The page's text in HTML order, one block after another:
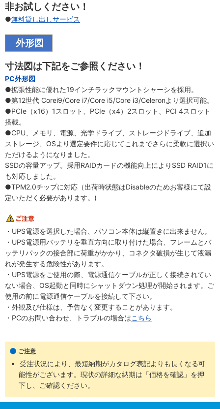
非お試しください！
●無料貸し出しサービス
外形図
寸法図は下記をご参照ください！
PC外形図
●拡張性能に優れた19インチラックマウントシャーシを採用。
●第12世代 Corei9/Core i7/Core i5/Core i3/Celeronより選択可能。
●PCIe（x16）1スロット、PCIe（x4）2スロット、PCI 4スロット
搭載。
●CPU、メモリ、電源、光学ドライブ、ストレージドライブ、追加
ストレージ、OSより選定要件に応じてこれまでさらに柔軟に選択い
ただけるようになりました。
SSDの容量アップ。採用RAIDカードの機能向上によりSSD RAID1に
も対応しました。
●TPM2.0チップに対応（出荷時状態はDisableのためお客様にて設
定いただく必要があります。)
・UPS電源を選択した場合、パソコン本体は縦置きに出来ません。
・UPS電源用バッテリを垂直方向に取り付けた場合、フレームとバ
ッテリパックの接合部に荷重がかかり、コネクタ破損が生じて液漏
れが発生する危険性があります。
・UPS電源をご使用の際、電源通信ケーブルが正しく接続されてい
ない場合、OS起動と同時にシャットダウン処理が開始されます。ご
使用の前に電源通信ケーブルを接続して下さい。
・外観及び仕様は、予告なく変更することがあります。
・PCのお問い合わせ、トラブルの場合はこちら
ご注意
受注状況により、最短納期がカタログ表記よりも長くなる可
能性がございます。現状の詳細な納期は「価格を確認」を押
下し、ご確認ください。